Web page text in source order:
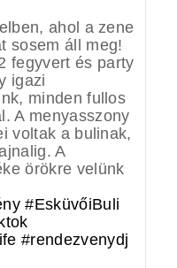
ahol a zene
sosem áll meg!
fegyvert és party
igazi
minden fullos
A menyasszony
voltak a bulinak,
A
örökre velünk
#EsküvőiBuli
#rendezvenydj